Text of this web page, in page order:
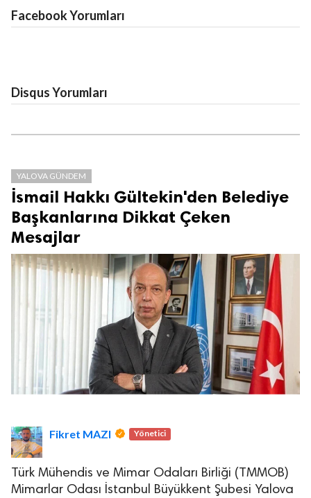
Facebook Yorumları
Disqus Yorumları
YALOVA GÜNDEM
İsmail Hakkı Gültekin'den Belediye
Başkanlarına Dikkat Çeken
Mesajlar
Fikret MAZI Yönetici
Türk Mühendis ve Mimar Odaları Birliği (TMMOB)
Mimarlar Odası İstanbul Büyükkent Şubesi Yalova